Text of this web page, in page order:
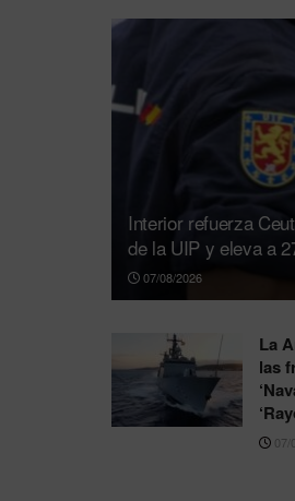
Interior refuerza
de la UIP y eleva a
07/08/2026
La
las
07/